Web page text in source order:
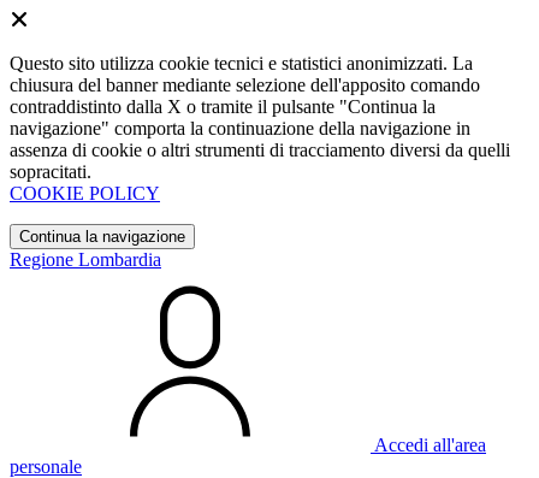
Questo sito utilizza cookie tecnici e statistici anonimizzati. La
chiusura del banner mediante selezione dell'apposito comando
contraddistinto dalla X o tramite il pulsante "Continua la
navigazione" comporta la continuazione della navigazione in
assenza di cookie o altri strumenti di tracciamento diversi da quelli
sopracitati.
COOKIE POLICY
Continua la navigazione
Regione Lombardia
Accedi all'area
personale